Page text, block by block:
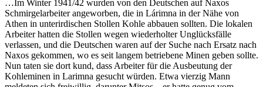
…Im Winter 1941/42 wurden von den Deutschen auf Naxos
Schmirgelarbeiter angeworben, die in Lárimna in der Nähe von
Athen in unterirdischen Stollen Kohle abbauen sollten. Die lokalen
Arbeiter hatten die Stollen wegen wiederholter Unglücksfälle
verlassen, und die Deutschen waren auf der Suche nach Ersatz nach
Naxos gekommen, wo es seit langem betriebene Minen geben sollte.
Nun taten sie dort kund, dass Arbeiter für die Ausbeutung der
Kohleminen in Larimna gesucht würden. Etwa vierzig Mann